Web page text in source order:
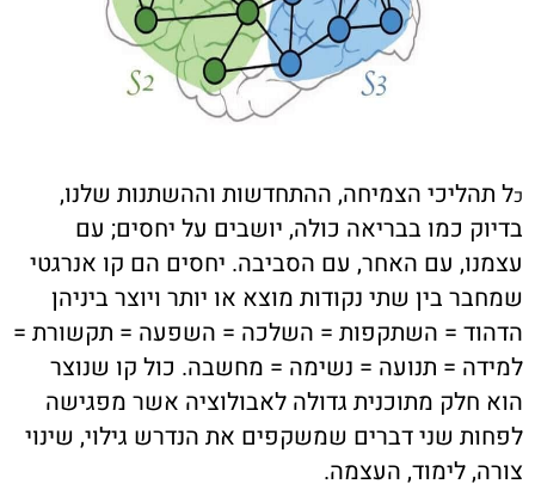
כל תהליכי הצמיחה, ההתחדשות וההשתנות שלנו,
בדיוק כמו בבריאה כולה, יושבים על יחסים; עם
עצמנו, עם האחר, עם הסביבה. יחסים הם קו אנרגטי
שמחבר בין שתי נקודות מוצא או יותר ויוצר ביניהן
הדהוד = השתקפות = השלכה = השפעה = תקשורת =
למידה = תנועה = נשימה = מחשבה. כול קו שנוצר
הוא חלק מתוכנית גדולה לאבולוציה אשר מפגישה
לפחות שני דברים שמשקפים את הנדרש גילוי, שינוי
צורה, לימוד, העצמה.